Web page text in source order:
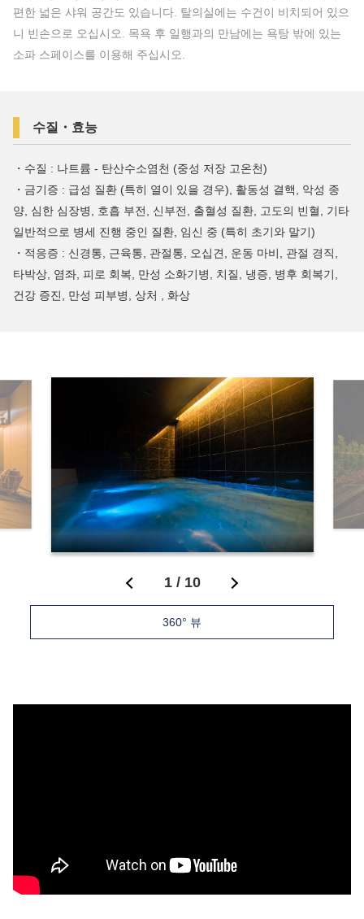
편한 넓은 샤워 공간도 있습니다. 탈의실에는 수건이 비치되어 있으
니 빈손으로 오십시오. 목욕 후 일행과의 만남에는 욕탕 밖에 있는
소파 스페이스를 이용해 주십시오.
수질・효능
・수질 : 나트륨 - 탄산수소염천 (중성 저장 고온천)
・금기증 : 급성 질환 (특히 열이 있을 경우), 활동성 결핵, 악성 종
양, 심한 심장병, 호흡 부전, 신부전, 출혈성 질환, 고도의 빈혈, 기타
일반적으로 병세 진행 중인 질환, 임신 중 (특히 초기와 말기)
・적응증 : 신경통, 근육통, 관절통, 오십견, 운동 마비, 관절 경직,
타박상, 염좌, 피로 회복, 만성 소화기병, 치질, 냉증, 병후 회복기,
건강 증진, 만성 피부병, 상처 , 화상
1/ 10
360° 뷰